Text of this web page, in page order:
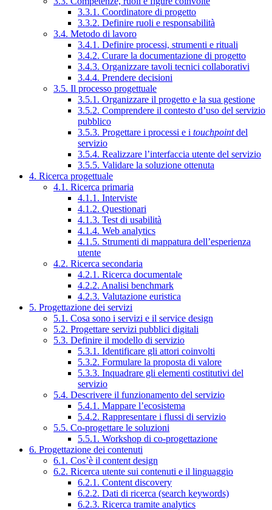
3.3.1. Coordinatore di progetto
3.3.2. Definire ruoli e responsabilità
3.4. Metodo di lavoro
3.4.1. Definire processi, strumenti e rituali
3.4.2. Curare la documentazione di progetto
3.4.3. Organizzare tavoli tecnici collaborativi
3.4.4. Prendere decisioni
3.5. Il processo progettuale
3.5.1. Organizzare il progetto e la sua gestione
3.5.2. Comprendere il contesto d’uso del servizio
pubblico
3.5.3. Progettare i processi e i touchpointdel
servizio
3.5.4. Realizzare l’interfaccia utente del servizio
3.5.5. Validare la soluzione ottenuta
4. Ricerca progettuale
4.1. Ricerca primaria
4.1.1. Interviste
4.1.2. Questionari
4.1.3. Test di usabilità
4.1.4. Web analytics
4.1.5. Strumenti di mappatura dell’esperienza
utente
4.2. Ricerca secondaria
4.2.1. Ricerca documentale
4.2.2. Analisi benchmark
4.2.3. Valutazione euristica
5. Progettazione dei servizi
5.1. Cosa sono i servizi e il service design
5.2. Progettare servizi pubblici digitali
5.3. Definire il modello di servizio
5.3.1. Identificare gli attori coinvolti
5.3.2. Formulare la proposta di valore
5.3.3. Inquadrare gli elementi costitutivi del
servizio
5.4. Descrivere il funzionamento del servizio
5.4.1. Mappare l’ecosistema
5.4.2. Rappresentare i flussi di servizio
5.5. Co-progettare le soluzioni
5.5.1. Workshop di co-progettazione
6. Progettazione dei contenuti
6.1. Cos’è il content design
6.2. Ricerca utente sui contenuti e il linguaggio
6.2.1. Content discovery
6.2.2. Dati di ricerca (search keywords)
6.2.3. Ricerca tramite analytics